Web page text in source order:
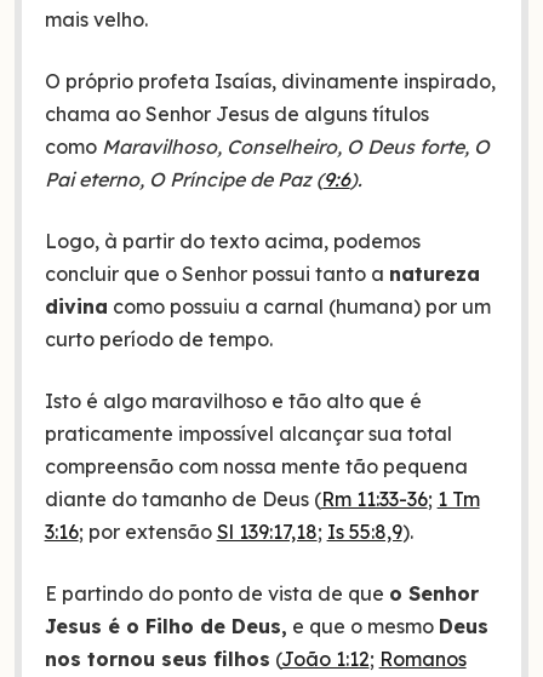
mais velho.
O próprio profeta Isaías, divinamente inspirado,
chama ao Senhor Jesus de alguns títulos
como Maravilhoso, Conselheiro, O Deus forte, O
Pai eterno, O Príncipe de Paz (9:6).
Logo, à partir do texto acima, podemos
concluir que o Senhor possui tanto a natureza
divina como possuiu a carnal (humana) por um
curto período de tempo.
Isto é algo maravilhoso e tão alto que é
praticamente impossível alcançar sua total
compreensão com nossa mente tão pequena
diante do tamanho de Deus (Rm 11:33-36; 1 Tm
3:16; por extensão Sl 139:17,18; Is 55:8,9).
E partindo do ponto de vista de que o Senhor
Jesus é o Filho de Deus, e que o mesmo Deus
nos tornou seus filhos (João 1:12; Romanos